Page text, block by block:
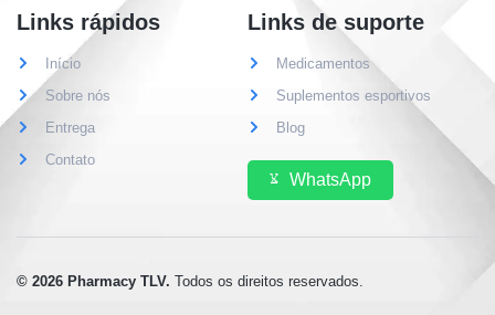
Links rápidos
Início
Sobre nós
Entrega
Contato
Links de suporte
Medicamentos
Suplementos esportivos
Blog
WhatsApp
© 2026 Pharmacy TLV. Todos os direitos reservados.